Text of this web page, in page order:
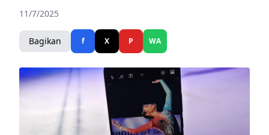
11/7/2025
Bagikan f X P WA